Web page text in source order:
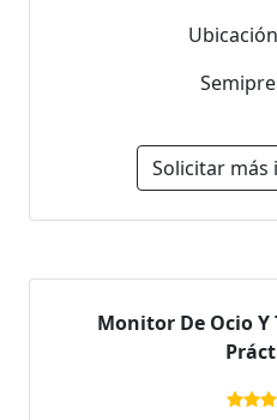
Solicitar
Monitor De Ocio Y